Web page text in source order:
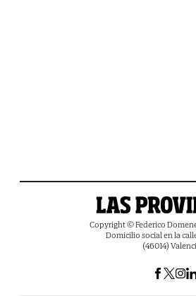
Copyright © Federico
Domicilio social en la
(46014)